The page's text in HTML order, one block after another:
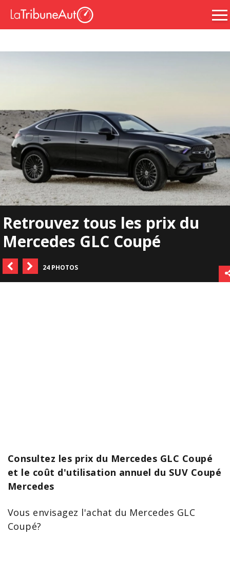
Retrouvez tous les prix du
Mercedes GLC Coupé
24 PHOTOS
Consultez les prix du Mercedes GLC Coupé
et le coût d'utilisation annuel du SUV Coupé
Mercedes
Vous envisagez l'achat du Mercedes GLC
Coupé?